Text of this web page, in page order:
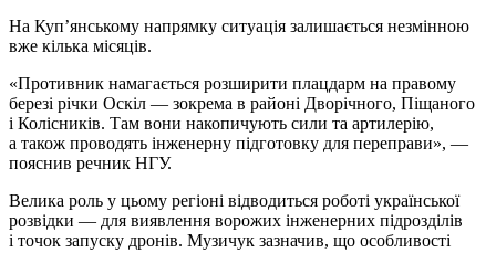
На Куп’янському напрямку ситуація залишається незмінною
вже кілька місяців.
«Противник намагається розширити плацдарм на правому
березі річки Оскіл — зокрема в районі Дворічного, Піщаного
і Колісників. Там вони накопичують сили та артилерію,
а також проводять інженерну підготовку для переправи», —
пояснив речник НГУ.
Велика роль у цьому регіоні відводиться роботі української
розвідки — для виявлення ворожих інженерних підрозділів
і точок запуску дронів. Музичук зазначив, що особливості